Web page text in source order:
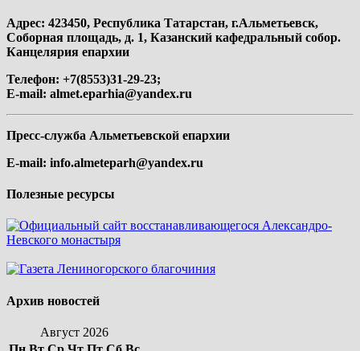
Адрес: 423450, Республика Татарстан, г.Альметьевск,
Соборная площадь, д. 1, Казанский кафедральный собор.
Канцелярия епархии
Телефон: +7(8553)31-29-23;
E-mail: almet.eparhia@yandex.ru
Пресс-служба Альметьевской епархии
E-mail: info.almeteparh@yandex.ru
Полезные ресурсы
Архив новостей
Август 2026